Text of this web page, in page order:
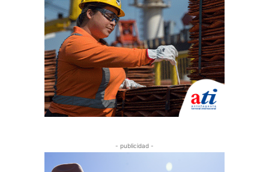
- publicidad -